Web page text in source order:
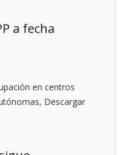
a fecha
en centros
Descargar